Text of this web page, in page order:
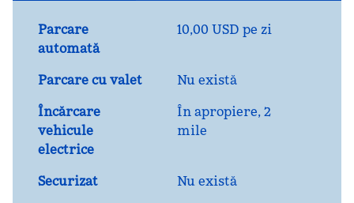
Parcare
automată
10,00 USD pe zi
Parcare cu valet
Nu există
Încărcare
vehicule
electrice
În apropiere, 2
mile
Securizat
Nu există